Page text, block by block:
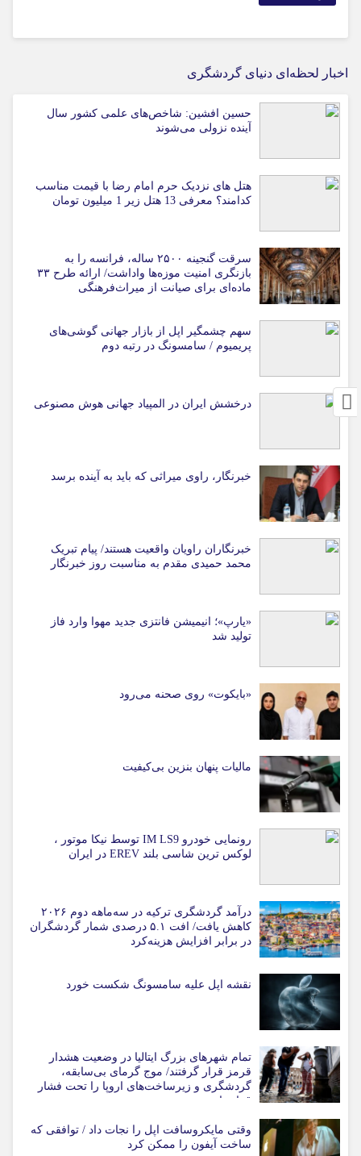
اخبار لحظه‌ای دنیای گردشگری
حسین افشین: شاخص‌های علمی کشور سال
آینده نزولی می‌شوند
هتل های نزدیک حرم امام رضا با قیمت مناسب
کدامند؟ معرفی 13 هتل زیر 1 میلیون تومان
سرقت گنجینه ۲۵۰۰ ساله، فرانسه را به
بازنگری امنیت موزه‌ها واداشت/ ارائه طرح ۳۳
ماده‌ای برای صیانت از میراث‌فرهنگی
سهم چشمگیر اپل از بازار جهانی گوشی‌های
پریمیوم / سامسونگ در رتبه دوم
درخشش ایران در المپیاد جهانی هوش مصنوعی
خبرنگار، راوی میراثی که باید به آینده برسد
خبرنگاران راویان واقعیت هستند/ پیام تبریک
محمد حمیدی مقدم به مناسبت روز خبرنگار
«یارپ»؛ انیمیشن فانتزی جدید مهوا وارد فاز
تولید شد
«بایکوت» روی صحنه می‌رود
مالیات پنهان بنزین بی‌کیفیت
رونمایی خودرو IM LS9 توسط نیکا موتور ،
لوکس ترین شاسی بلند EREV در ایران
درآمد گردشگری ترکیه در سه‌ماهه دوم ۲۰۲۶
کاهش یافت/ افت ۵.۱ درصدی شمار گردشگران
در برابر افزایش هزینه‌کرد
نقشه اپل علیه سامسونگ شکست خورد
تمام شهرهای بزرگ ایتالیا در وضعیت هشدار
قرمز قرار گرفتند/ موج گرمای بی‌سابقه،
گردشگری و زیرساخت‌های اروپا را تحت فشار
قرار داد
وقتی مایکروسافت اپل را نجات داد / توافقی که
ساخت آیفون را ممکن کرد